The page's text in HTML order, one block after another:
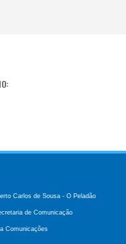
Carlos de Sousa - O Peladão
de Comunicação
Comunicações